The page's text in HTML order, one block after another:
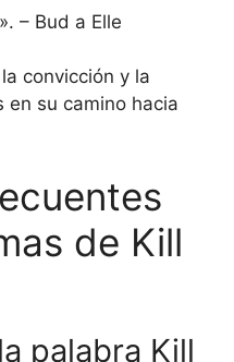
– Bud a Elle
convicción y la
en su camino hacia
de Kill
palabra Kill